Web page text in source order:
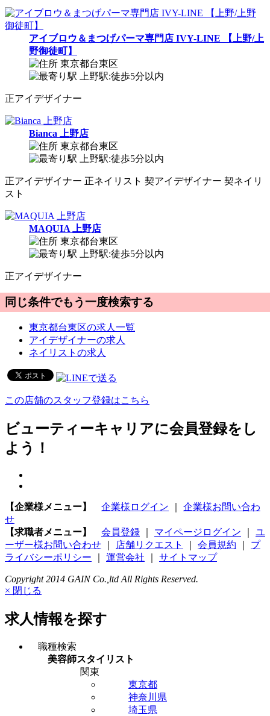
アイブロウ＆まつげパーマ専門店 IVY-LINE 【上野/上
野御徒町】
東京都台東区
上野駅:徒歩5分以内
正アイデザイナー
Bianca 上野店
東京都台東区
上野駅:徒歩5分以内
正アイデザイナー 正ネイリスト 契アイデザイナー 契ネイリ
スト
MAQUIA 上野店
東京都台東区
上野駅:徒歩5分以内
正アイデザイナー
同じ条件でもう一度検索する
東京都台東区の求人一覧
アイデザイナーの求人
ネイリストの求人
この店舗のスタッフ登録はこちら
ビューティーキャリアに会員登録をし
よう！
【企業様メニュー】 企業様ログイン
企業様お問い合わ
せ
【求職者メニュー】
会員登録 マイページログイン
ユ
ーザー様お問い合わせ
店舗リクエスト 会員規約
プ
ライバシーポリシー
運営会社 サイトマップ
Copyright 2014 GAIN Co.,ltd All Rights Reserved.
× 閉じる
求人情報を探す
職種検索
美容師スタイリスト
関東
東京都
神奈川県
埼玉県